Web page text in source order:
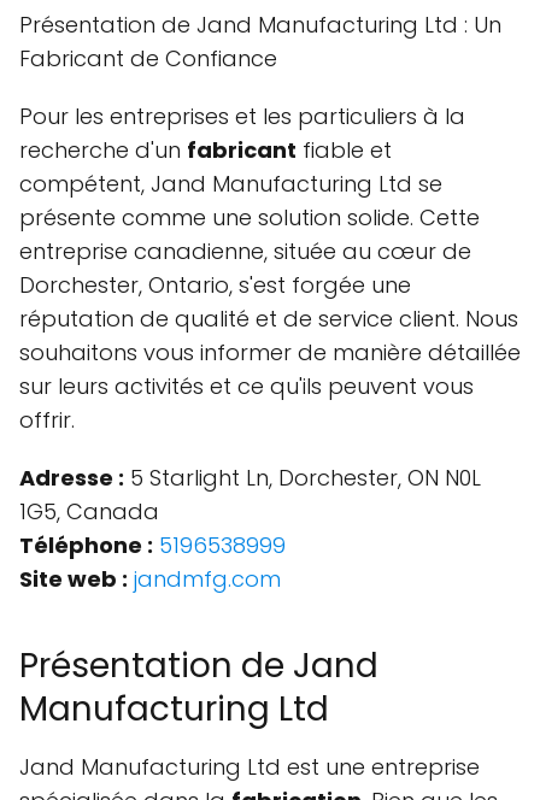
Présentation de Jand Manufacturing Ltd : Un
Fabricant de Confiance
Pour les entreprises et les particuliers à la
recherche d'un fabricant fiable et
compétent, Jand Manufacturing Ltd se
présente comme une solution solide. Cette
entreprise canadienne, située au cœur de
Dorchester, Ontario, s'est forgée une
réputation de qualité et de service client. Nous
souhaitons vous informer de manière détaillée
sur leurs activités et ce qu'ils peuvent vous
offrir.
Adresse : 5 Starlight Ln, Dorchester, ON N0L
1G5, Canada
Téléphone : 5196538999
Site web : jandmfg.com
Présentation de Jand
Manufacturing Ltd
Jand Manufacturing Ltd est une entreprise